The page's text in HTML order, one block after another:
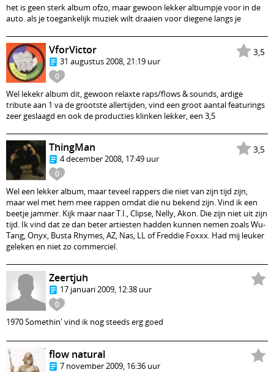
het is geen sterk album ofzo, maar gewoon lekker albumpje voor in de
auto. als je toegankelijk muziek wilt draaien voor diegene langs je
3,5
0
VforVictor
31 augustus 2008, 21:19 uur
Wel lekekr album dit, gewoon relaxte raps/flows & sounds, ardige
tribute aan 1 va de grootste allertijden, vind een groot aantal featurings
zeer geslaagd en ook de producties klinken lekker, een 3,5
3,5
0
ThingMan
4 december 2008, 17:49 uur
Wel een lekker album, maar teveel rappers die niet van zijn tijd zijn,
maar wel met hem mee rappen omdat die nu bekend zijn. Vind ik een
beetje jammer. Kijk maar naar T.I., Clipse, Nelly, Akon. Die zijn niet uit zijn
tijd. Ik vind dat ze dan beter artiesten hadden kunnen nemen zoals Wu-
Tang, Onyx, Busta Rhymes, AZ, Nas, LL of Freddie Foxxx. Had mij leuker
geleken en niet zo commerciel.
0
Zeertjuh
17 januari 2009, 12:38 uur
1970 Somethin' vind ik nog steeds erg goed
flow natural
7 november 2009, 16:36 uur